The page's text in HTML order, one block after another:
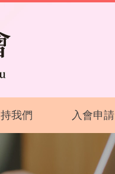
我們 入會申請